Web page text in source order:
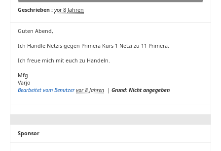
Geschrieben : vor 8 Jahren
Guten Abend,
Ich Handle Netzis gegen Primera Kurs 1 Netzi zu 11 Primera.
Ich freue mich mit euch zu Handeln.
Mfg
Varjo
Bearbeitet vom Benutzer vor 8 Jahren | Grund: Nicht angegeben
Sponsor